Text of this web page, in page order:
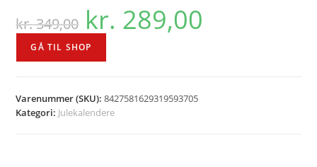
kr.349,00
Den
oprindelige
pris
var:
kr. 349,00.
kr. 289,00
GÅ TIL SHOP
Varenummer (SKU):8427581629319593705
Kategori: Julekalendere